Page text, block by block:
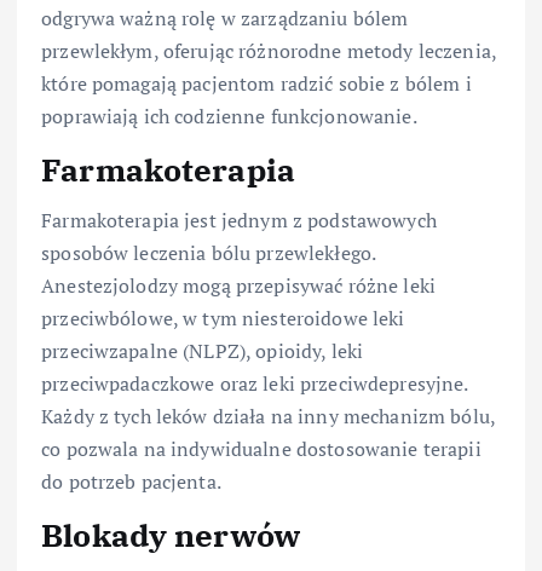
odgrywa ważną rolę w zarządzaniu bólem
przewlekłym, oferując różnorodne metody leczenia,
które pomagają pacjentom radzić sobie z bólem i
poprawiają ich codzienne funkcjonowanie.
Farmakoterapia
Farmakoterapia jest jednym z podstawowych
sposobów leczenia bólu przewlekłego.
Anestezjolodzy mogą przepisywać różne leki
przeciwbólowe, w tym niesteroidowe leki
przeciwzapalne (NLPZ), opioidy, leki
przeciwpadaczkowe oraz leki przeciwdepresyjne.
Każdy z tych leków działa na inny mechanizm bólu,
co pozwala na indywidualne dostosowanie terapii
do potrzeb pacjenta.
Blokady nerwów